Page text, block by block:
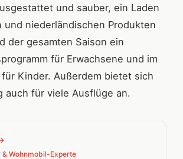
und sauber, ein Laden
und niederländischen Produkten
der gesamten Saison ein
für Erwachsene und im
für Kinder. Außerdem bietet sich
auch für viele Ausflüge an.
& Wohnmobil-Experte